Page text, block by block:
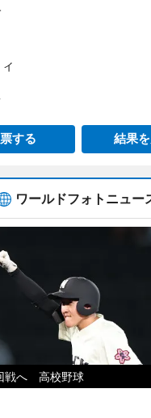
する 結果
ワールドフォトニュー
戦へ 高校野球